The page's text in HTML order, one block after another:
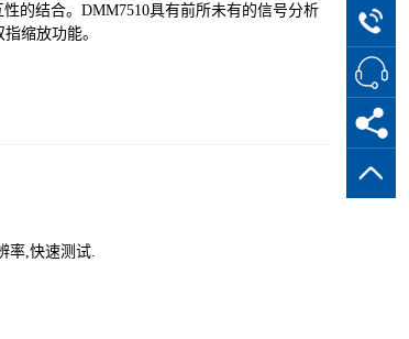
的结合。DMM7510具有前所未有的信号分析
缩放功能。
率,快速测试.